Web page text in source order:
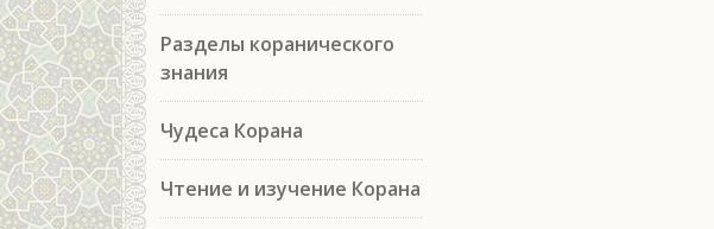
Разделы коранического
знания
Чудеса Корана
Чтение и изучение Корана